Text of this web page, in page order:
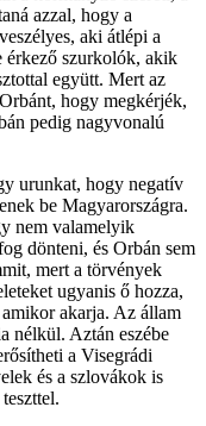
azzal, hogy a
aki átlépi a
érkező szurkolók, akik
együtt. Mert az
hogy megkérjék,
pedig nagyvonalú
urunkat, hogy negatív
be Magyarországra.
nem valamelyik
dönteni, és Orbán sem
mert a törvények
ugyanis ő hozza,
akarja. Az állam
nélkül. Aztán eszébe
a Visegrádi
és a szlovákok is